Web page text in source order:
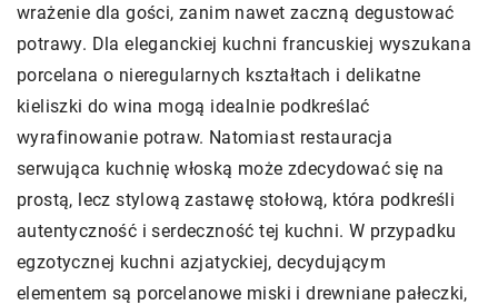
wrażenie dla gości, zanim nawet zaczną degustować
potrawy. Dla eleganckiej kuchni francuskiej wyszukana
porcelana o nieregularnych kształtach i delikatne
kieliszki do wina mogą idealnie podkreślać
wyrafinowanie potraw. Natomiast restauracja
serwująca kuchnię włoską może zdecydować się na
prostą, lecz stylową zastawę stołową, która podkreśli
autentyczność i serdeczność tej kuchni. W przypadku
egzotycznej kuchni azjatyckiej, decydującym
elementem są porcelanowe miski i drewniane pałeczki,